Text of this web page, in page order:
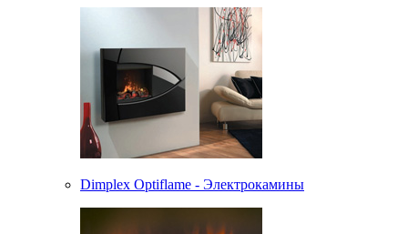
Dimplex Optiflame - Электрокамины